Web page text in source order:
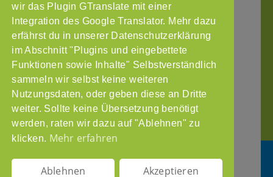
wir das Plugin GTranslate mit einer
Integration des Google Translator. Mehr dazu
erfährst du in unserer Datenschutzerklärung
im Abschnitt "Plugins und eingebettete
Funktionen sowie Inhalte" Selbstverständlich
sammeln wir selbst keine weiteren
Nutzungsdaten, oder geben diese an Dritte
weiter. Sollte keine Übersetzung benötigt
werden, raten wir dazu auf "Ablehnen" zu
klicken. Mehr erfahren
Ablehnen Akzeptieren
StoP
–
Stadtteile
ohne
Partnergewalt
e.V.
Pinnasberg
27
20359
info@stop-
partnergewalt.org
Intranet
Impressum
Datenschutzerklärung
Gefördert
durch